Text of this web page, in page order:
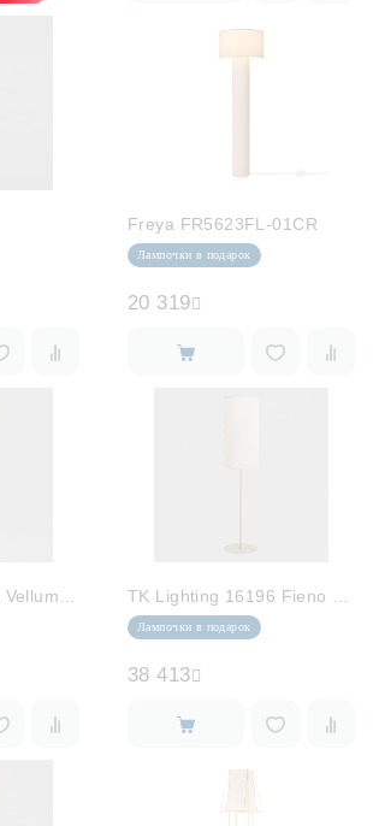
Freya FR5623FL-01CR
Лампочки в подарок
20 319
Лампочки в подарок
38 413